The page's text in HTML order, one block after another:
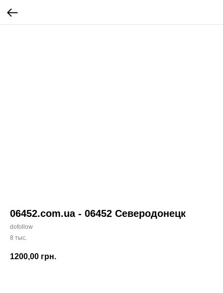
06452.com.ua - 06452 Северодонецк
dofollow
8 тыс.
1200,00 грн.